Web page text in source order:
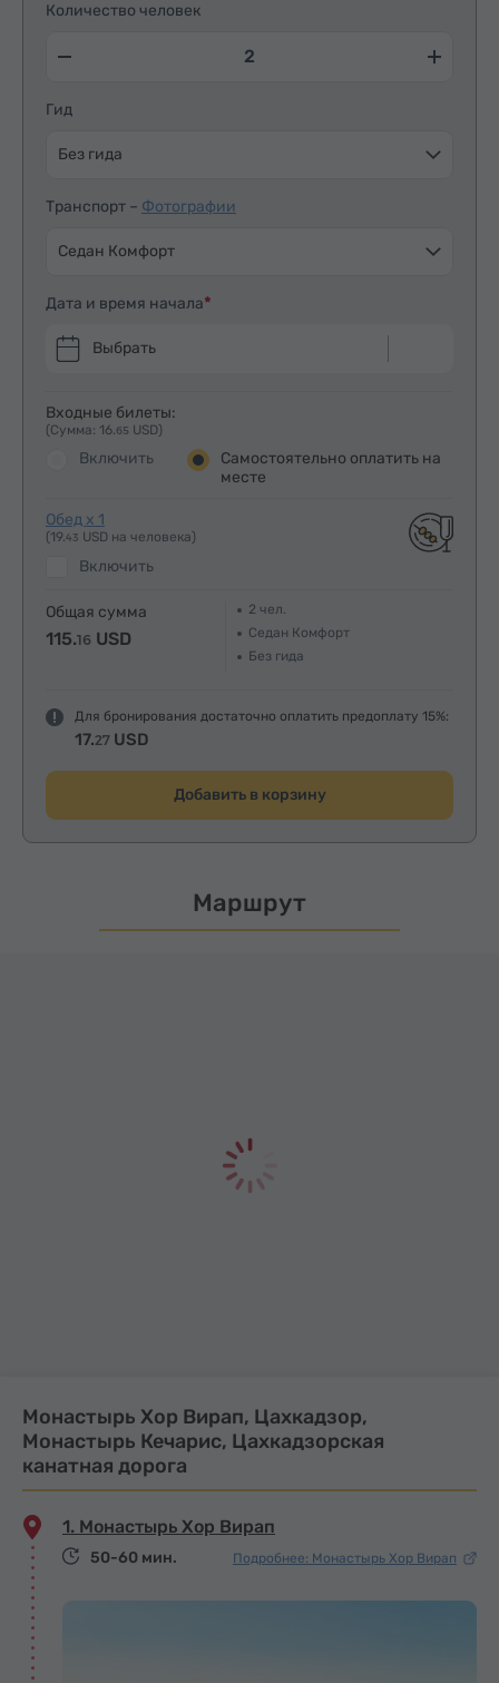
Количество человек
Гид
Без гида
Транспорт – Фотографии
Седан Комфорт
Дата и время начала
Выбрать
Входные билеты:
(Сумма: 16.65 USD)
Включить
Самостоятельно оплатить на
месте
Обед x 1
(19.43 USD на человека)
Включить
Общая сумма
115.16 USD
2 чел.
Седан Комфорт
Без гида
Для бронирования достаточно оплатить предоплату 15%:
17.27 USD
Добавить в корзину
Маршрут
Монастырь Хор Вирап, Цахкадзор,
Монастырь Кечарис, Цахкадзорская
канатная дорога
1. Монастырь Хор Вирап
50-60 мин. Подробнее: Монастырь Хор Вирап